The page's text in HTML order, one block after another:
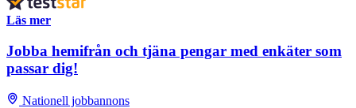
Läs mer
Jobba hemifrån och tjäna pengar med enkäter som
passar dig!
Nationell jobbannons